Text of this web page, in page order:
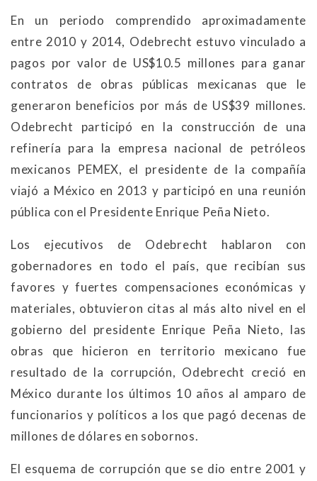
En un periodo comprendido aproximadamente
entre 2010 y 2014, Odebrecht estuvo vinculado a
pagos por valor de US$10.5 millones para ganar
contratos de obras públicas mexicanas que le
generaron beneficios por más de US$39 millones.
Odebrecht participó en la construcción de una
refinería para la empresa nacional de petróleos
mexicanos PEMEX, el presidente de la compañía
viajó a México en 2013 y participó en una reunión
pública con el Presidente Enrique Peña Nieto.
Los ejecutivos de Odebrecht hablaron con
gobernadores en todo el país, que recibían sus
favores y fuertes compensaciones económicas y
materiales, obtuvieron citas al más alto nivel en el
gobierno del presidente Enrique Peña Nieto, las
obras que hicieron en territorio mexicano fue
resultado de la corrupción, Odebrecht creció en
México durante los últimos 10 años al amparo de
funcionarios y políticos a los que pagó decenas de
millones de dólares en sobornos.
El esquema de corrupción que se dio entre 2001 y